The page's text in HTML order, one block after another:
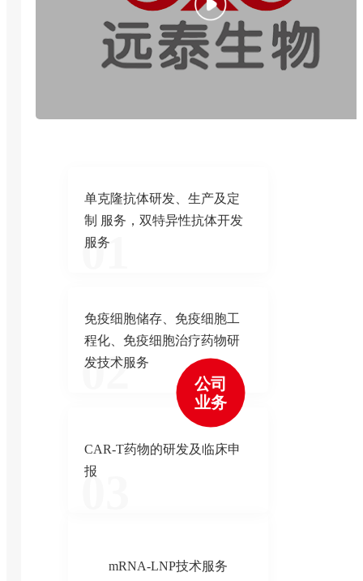
01
单克隆抗体研发、生产及定
制 服务，双特异性抗体开发
服务
02
免疫细胞储存、免疫细胞工
程化、免疫细胞治疗药物研
发技术服务
03
CAR-T药物的研发及临床申
报
mRNA-LNP技术服务
公司
业务